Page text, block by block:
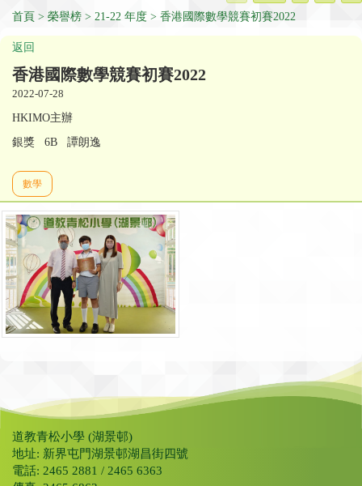
首頁 榮譽榜 21-22 年度 香港國際數學競賽初賽2022
返回
香港國際數學競賽初賽2022
2022-07-28
HKIMO主辦
銀獎 6B 譚朗逸
數學
道教青松小學 (湖景邨)
地址: 新界屯門湖景邨湖昌街四號
電話: 2465 2881 / 2465 6363